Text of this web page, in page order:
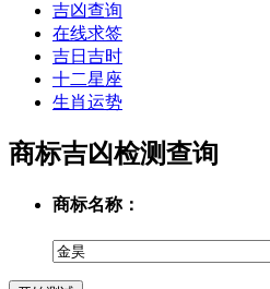
吉凶查询
在线求签
吉日吉时
十二星座
生肖运势
商标吉凶检测查询
商标名称：